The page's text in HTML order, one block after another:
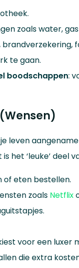
zoals water,
te gaan.
boodschappen:
leven
het ‘leuke’ deel
of eten bestellen.
zoals Netflix
voor een luxer
die extra